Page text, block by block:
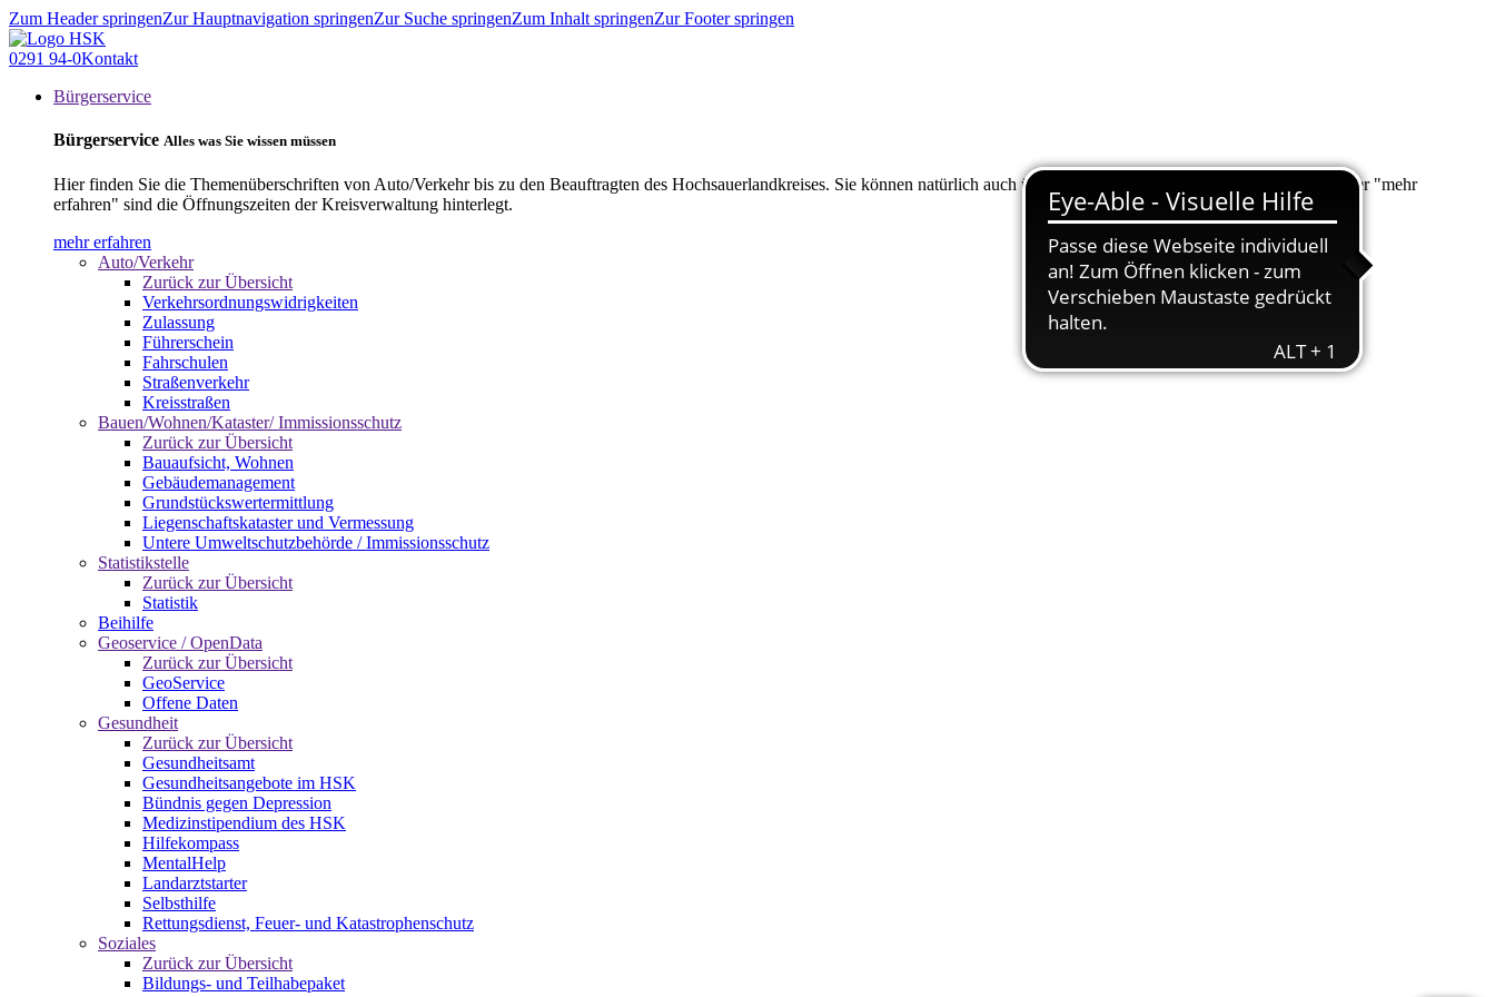
Zum Header springenZur Hauptnavigation springenZur Suche springenZum Inhalt springenZur Footer springen
0291 94-0Kontakt
Bürgerservice
Bürgerservice Alles was Sie wissen müssen
Hier finden Sie die Themenüberschriften von Auto/Verkehr bis zu den Beauftragten des Hochsauerlandkreises. Sie können natürlich auch über "Suche" nach Ihrem Anliegen suchen. Unter "mehr
erfahren" sind die Öffnungszeiten der Kreisverwaltung hinterlegt.
mehr erfahren
Auto/Verkehr
Zurück zur Übersicht
Verkehrsordnungswidrigkeiten
Zulassung
Führerschein
Fahrschulen
Straßenverkehr
Kreisstraßen
Bauen/Wohnen/Kataster/ Immissionsschutz
Zurück zur Übersicht
Bauaufsicht, Wohnen
Gebäudemanagement
Grundstückswertermittlung
Liegenschaftskataster und Vermessung
Untere Umweltschutzbehörde / Immissionsschutz
Statistikstelle
Zurück zur Übersicht
Statistik
Beihilfe
Geoservice / OpenData
Zurück zur Übersicht
GeoService
Offene Daten
Gesundheit
Zurück zur Übersicht
Gesundheitsamt
Gesundheitsangebote im HSK
Bündnis gegen Depression
Medizinstipendium des HSK
Hilfekompass
MentalHelp
Landarztstarter
Selbsthilfe
Rettungsdienst, Feuer- und Katastrophenschutz
Soziales
Zurück zur Übersicht
Bildungs- und Teilhabepaket